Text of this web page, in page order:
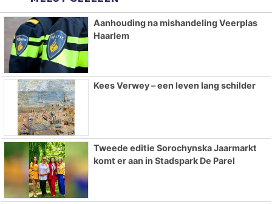
Aanhouding na mishandeling Veerplas
Haarlem
Kees Verwey – een leven lang schilder
Tweede editie Sorochynska Jaarmarkt
komt er aan in Stadspark De Parel